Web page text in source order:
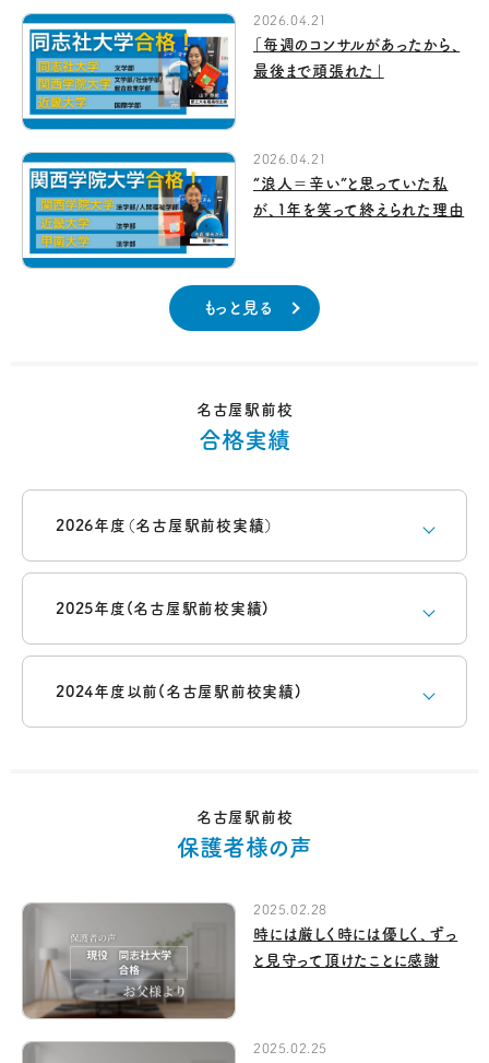
2026.04.21
「毎週のコンサルがあったから、
最後まで頑張れた」
2026.04.21
“浪人＝辛い”と思っていた私
が、1年を笑って終えられた理由
もっと見る
名古屋駅前校
合格実績
2026年度（名古屋駅前校実績）
2025年度(名古屋駅前校実績)
2024年度以前(名古屋駅前校実績)
名古屋駅前校
保護者様の声
2025.02.28
時には厳しく時には優しく、ずっ
と見守って頂けたことに感謝
2025.02.25